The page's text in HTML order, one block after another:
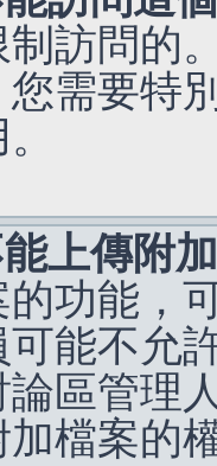
訪問的
需要特
上傳附
功能，
能不允
區管理
檔案的